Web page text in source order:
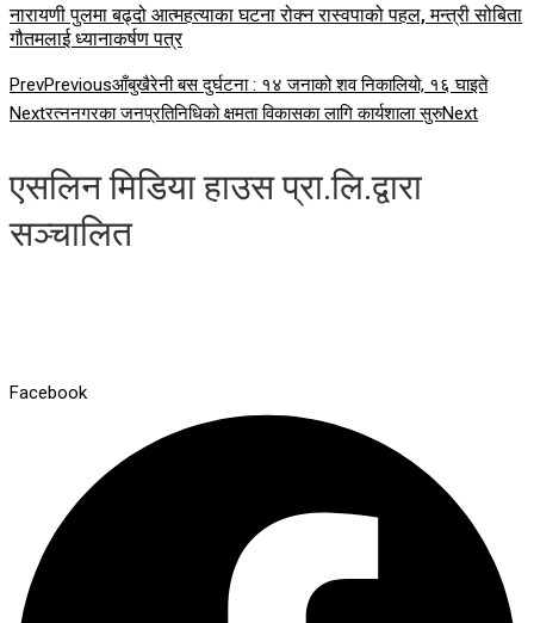
नारायणी पुलमा बढ्दो आत्महत्याका घटना रोक्न रास्वपाको पहल, मन्त्री सोबिता
गौतमलाई ध्यानाकर्षण पत्र
PrevPreviousआँबुखैरेनी बस दुर्घटना : १४ जनाको शव निकालियो, १६ घाइते
Nextरत्ननगरका जनप्रतिनिधिको क्षमता विकासका लागि कार्यशाला सुरुNext
एसलिन मिडिया हाउस प्रा.लि.द्वारा
सञ्चालित
Facebook